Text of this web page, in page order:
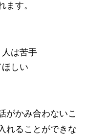
ます。
は苦手
しい
がかみ合わないこ
れることができな